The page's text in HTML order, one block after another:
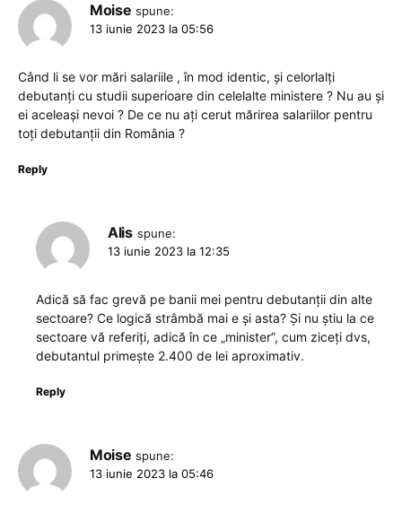
Moise spune:
13 iunie 2023 la 05:56
Când li se vor mări salariile , în mod identic, și celorlalți
debutanți cu studii superioare din celelalte ministere ? Nu au și
ei aceleași nevoi ? De ce nu ați cerut mărirea salariilor pentru
toți debutanții din România ?
Reply
Alis spune:
13 iunie 2023 la 12:35
Adică să fac grevă pe banii mei pentru debutanții din alte
sectoare? Ce logică strâmbă mai e și asta? Și nu știu la ce
sectoare vă referiți, adică în ce „minister”, cum ziceți dvs,
debutantul primește 2.400 de lei aproximativ.
Reply
Moise spune:
13 iunie 2023 la 05:46